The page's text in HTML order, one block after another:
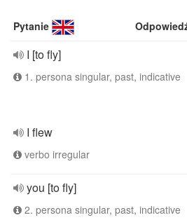
Pytanie
I [to fly]
1. persona singular, past, indicative
I flew
verbo irregular
you [to fly]
2. persona singular, past, indicative